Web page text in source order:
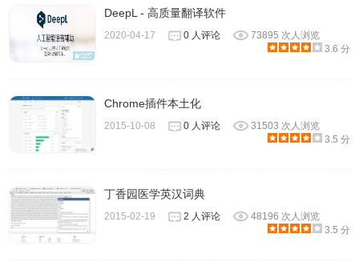
DeepL - 高质量翻译软件
2020-04-17 0 人评论
73895 次人浏览
3.6 分
Chrome插件本土化
2015-10-08 0 人评论
31503 次人浏览
3.5 分
丁香园医学英汉词典
2015-02-19 2 人评论
48196 次人浏览
3.5 分